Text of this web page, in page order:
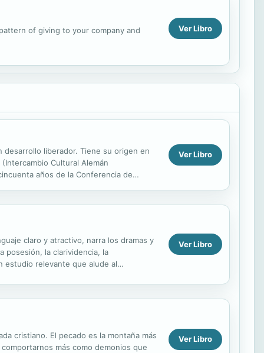
of giving to your company and Ver Libro
liberador. Tiene su origen en
Cultural Alemán
años de la Conferencia de
Ver Libro
claro y atractivo, narra los dramas y
posesión, la clarividencia, la
estudio relevante que alude al
Ver Libro
cristiano. El pecado es la montaña más
más como demonios que
Ver Libro